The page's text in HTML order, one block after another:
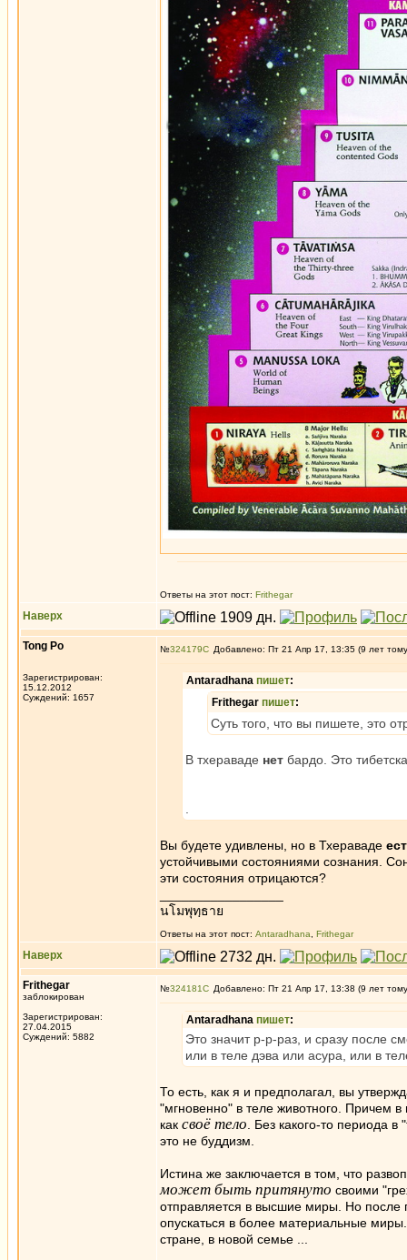
Ответы на этот пост: Frithegar
Наверх
Tong Po
Зарегистрирован:
15.12.2012
Суждений: 1657
№324179 Добавлено: Пт 21 Апр 17, 13:35 (9 лет
Antaradhana пишет:
Frithegar пишет:
Суть того, что вы пишете, это
В тхераваде нет бардо. Это
Вы будете удивлены, но в Тхераваде
устойчивыми состояниями сознания.
эти состояния отрицаются?
นโมพุทฺธาย
Ответы на этот пост: Antaradhana Frithegar
Наверх
Frithegar
заблокирован
Зарегистрирован:
27.04.2015
Суждений: 5882
№324181 Добавлено: Пт 21 Апр 17, 13:38 (9 лет
Antaradhana пишет:
Это значит р-р-раз, и сразу после
или в теле дэва или асура, или в
То есть, как я и предполагал, вы
"мгновенно" в теле животного. Причем
как своё тело . Без какого-то периода
это не буддизм.
Истина же заключается в том, что
может быть притянуто своими
отправляется в высшие миры. Но после
опускаться в более материальные
стране, в новой семье ...